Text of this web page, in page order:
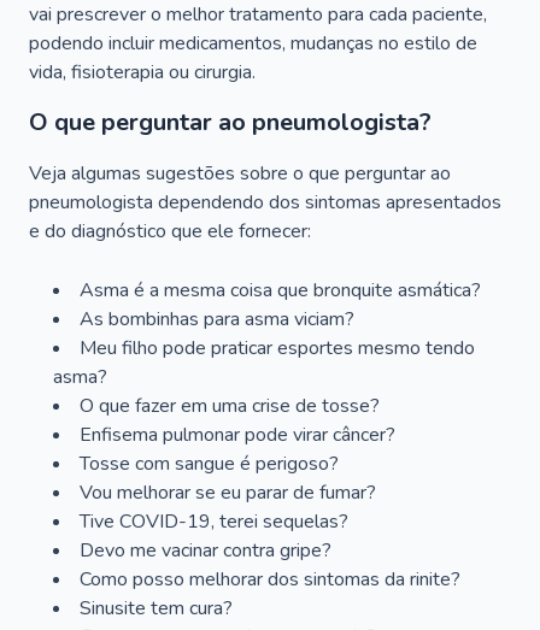
vai prescrever o melhor tratamento para cada paciente,
podendo incluir medicamentos, mudanças no estilo de
vida, fisioterapia ou cirurgia.
O que perguntar ao pneumologista?
Veja algumas sugestões sobre o que perguntar ao
pneumologista dependendo dos sintomas apresentados
e do diagnóstico que ele fornecer:
Asma é a mesma coisa que bronquite asmática?
As bombinhas para asma viciam?
Meu filho pode praticar esportes mesmo tendo
asma?
O que fazer em uma crise de tosse?
Enfisema pulmonar pode virar câncer?
Tosse com sangue é perigoso?
Vou melhorar se eu parar de fumar?
Tive COVID-19, terei sequelas?
Devo me vacinar contra gripe?
Como posso melhorar dos sintomas da rinite?
Sinusite tem cura?